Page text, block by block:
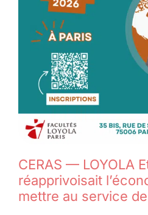
CERAS — LOYOLA
réapprivoisait
mettre au service